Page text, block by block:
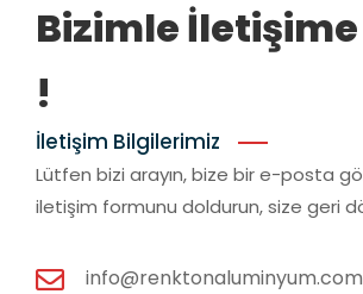
Bizimle
!
İletişim Bilgilerimiz
Lütfen bizi arayın, bize bir e-posta
iletişim formunu doldurun, size geri
info@renktonaluminyum.com